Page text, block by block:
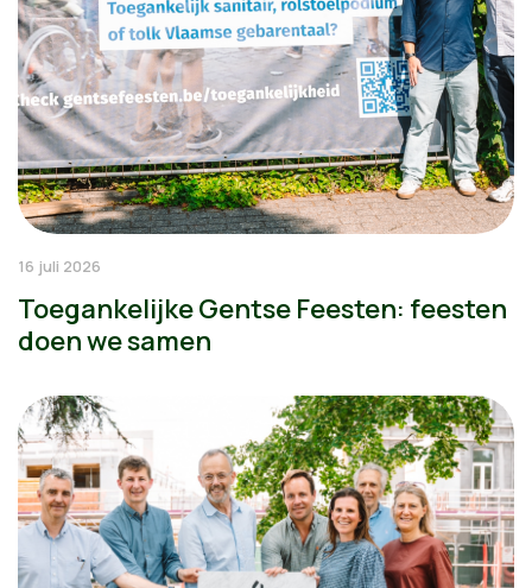
16 juli 2026
Toegankelijke Gentse Feesten: feesten
doen we samen